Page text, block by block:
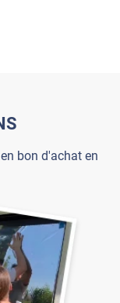
bon d'achat en